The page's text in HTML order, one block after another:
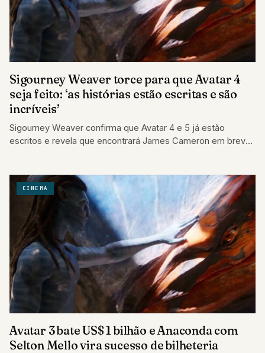
Sigourney Weaver torce para que Avatar 4
seja feito: ‘as histórias estão escritas e são
incríveis’
Sigourney Weaver confirma que Avatar 4 e 5 já estão
escritos e revela que encontrará James Cameron em breve
CINEMA
Avatar 3 bate US$ 1 bilhão e Anaconda com
Selton Mello vira sucesso de bilheteria